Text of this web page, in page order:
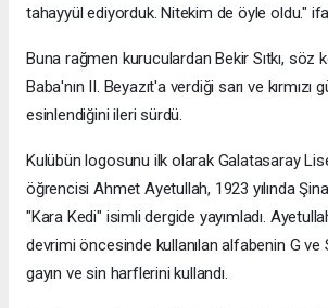
tahayyül ediyorduk. Nitekim de öyle oldu."
Buna rağmen kuruculardan Bekir Sıtkı, söz
Baba'nın II. Beyazıt'a verdiği sarı ve kırmızı
esinlendiğini ileri sürdü.
Kulübün logosunu ilk olarak Galatasaray
öğrencisi Ahmet Ayetullah, 1923 yılında
"Kara Kedi" isimli dergide yayımladı.
devrimi öncesinde kullanılan alfabenin G ve
gayın ve sin harflerini kullandı.